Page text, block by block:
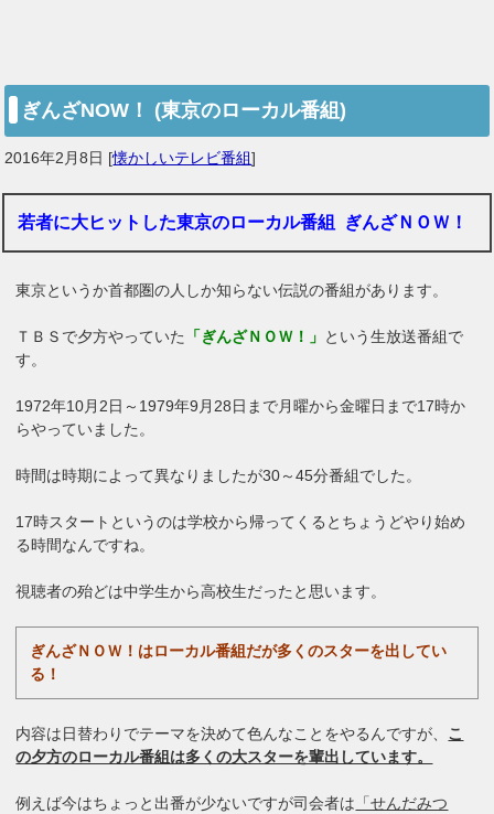
ぎんざNOW！ (東京のローカル番組)
2016年2月8日 [懐かしいテレビ番組]
若者に大ヒットした東京のローカル番組 ぎんざＮＯＷ！
東京というか首都圏の人しか知らない伝説の番組があります。
ＴＢＳで夕方やっていた 「ぎんざＮＯＷ！」 という生放送番組で
す。
1972年10月2日～1979年9月28日まで月曜から金曜日まで17時か
らやっていました。
時間は時期によって異なりましたが30～45分番組でした。
17時スタートというのは学校から帰ってくるとちょうどやり始め
る時間なんですね。
視聴者の殆どは中学生から高校生だったと思います。
ぎんざＮＯＷ！はローカル番組だが多くのスターを出してい
る！
内容は日替わりでテーマを決めて色んなことをやるんですが、 こ
の夕方のローカル番組は多くの大スターを輩出しています。
例えば今はちょっと出番が少ないですが司会者は 「せんだみつ